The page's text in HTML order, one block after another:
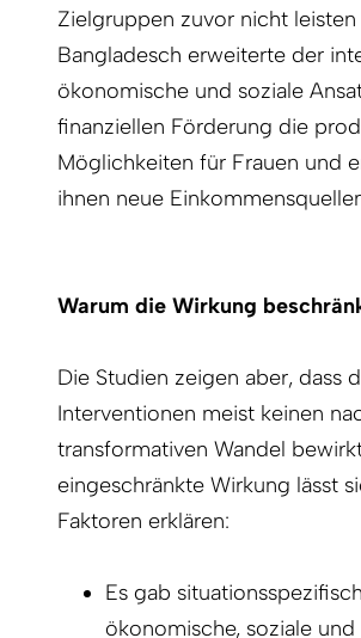
Zielgruppen zuvor nicht leisten
Bangladesch erweiterte der
ökonomische und soziale
finanziellen Förderung die
Möglichkeiten für Frauen und
ihnen neue
Warum die Wirkung
Die Studien zeigen aber, dass
Interventionen meist keinen
transformativen Wandel
eingeschränkte Wirkung lässt
Faktoren erklären:
Es gab
ökonomische, soziale und